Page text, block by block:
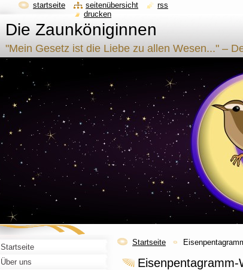
Die Zaunköniginnen
"Mein Gesetz ist die Liebe zu allen Wesen..." –
Startseite
Eisenpentagramm-
Startseite
Über uns
startseite seitenübersicht
rss
drucken